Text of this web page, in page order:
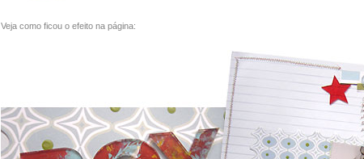
Veja como ficou o efeito na página: